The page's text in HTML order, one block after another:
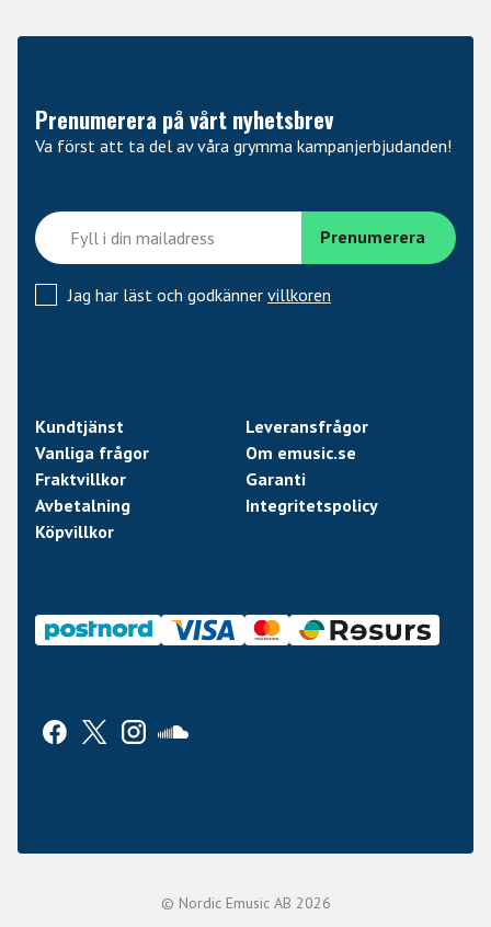
Prenumerera på vårt nyhetsbrev
Va först att ta del av våra grymma kampanjerbjudanden!
Jag har läst och godkänner villkoren
Kundtjänst
Leveransfrågor
Vanliga frågor
Om emusic.se
Fraktvillkor
Garanti
Avbetalning
Integritetspolicy
Köpvillkor
© Nordic Emusic AB 2026